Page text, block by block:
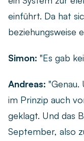
einführt. Da hat
beziehungsweise
Simon: "Es gab
Andreas: "Genau.
im Prinzip auch
geklagt. Und das
September, also